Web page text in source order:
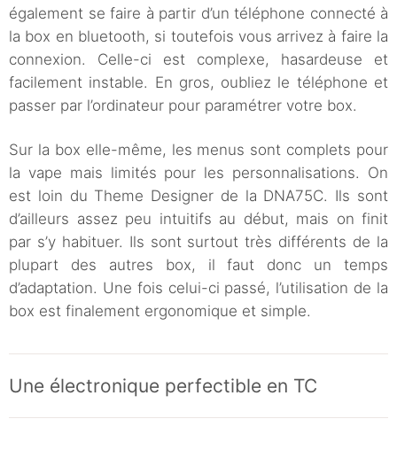
également se faire à partir d’un téléphone connecté à
la box en bluetooth, si toutefois vous arrivez à faire la
connexion. Celle-ci est complexe, hasardeuse et
facilement instable. En gros, oubliez le téléphone et
passer par l’ordinateur pour paramétrer votre box.
Sur la box elle-même, les menus sont complets pour
la vape mais limités pour les personnalisations. On
est loin du Theme Designer de la DNA75C. Ils sont
d’ailleurs assez peu intuitifs au début, mais on finit
par s’y habituer. Ils sont surtout très différents de la
plupart des autres box, il faut donc un temps
d’adaptation. Une fois celui-ci passé, l’utilisation de la
box est finalement ergonomique et simple.
Une électronique perfectible en TC